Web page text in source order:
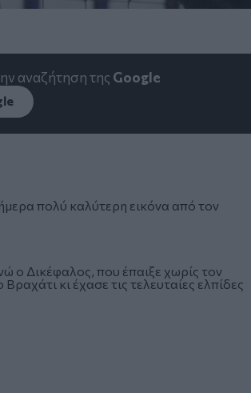
αναζήτηση της Google
πολύ καλύτερη εικόνα από τον
ο Δικέφαλος, που έπαιξε χωρίς τον
κι έχασε τις τελευταίες ελπίδες